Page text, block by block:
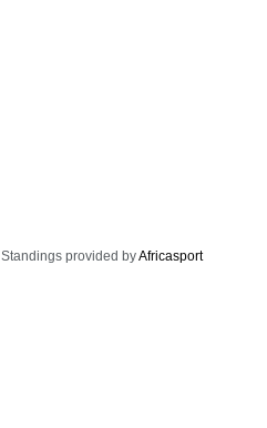
Standings provided byAfricasport